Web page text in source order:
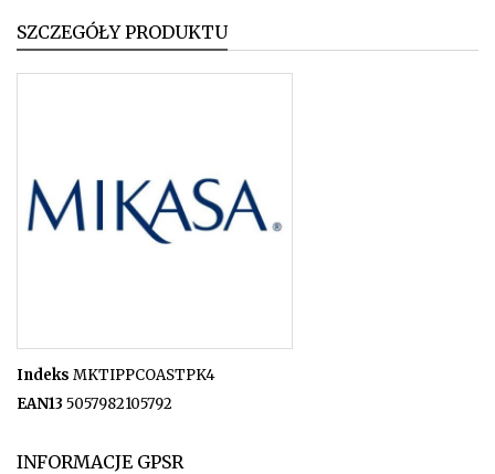
SZCZEGÓŁY PRODUKTU
Indeks MKTIPPCOASTPK4
EAN13 5057982105792
INFORMACJE GPSR